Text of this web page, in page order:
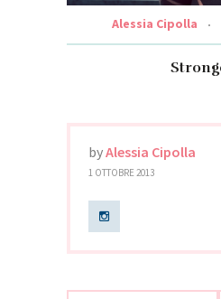
Alessia Cipolla
byAlessia Cipolla
1 OTTOBRE 2013